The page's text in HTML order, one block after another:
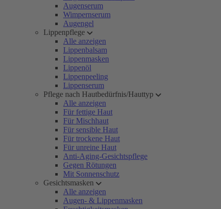
Augenserum
Wimpernserum
Augengel
Lippenpflege
Alle anzeigen
Lippenbalsam
Lippenmasken
Lippenöl
Lippenpeeling
Lippenserum
Pflege nach Hautbedürfnis/Hauttyp
Alle anzeigen
Für fettige Haut
Für Mischhaut
Für sensible Haut
Für trockene Haut
Für unreine Haut
Anti-Aging-Gesichtspflege
Gegen Rötungen
Mit Sonnenschutz
Gesichtsmasken
Alle anzeigen
Augen- & Lippenmasken